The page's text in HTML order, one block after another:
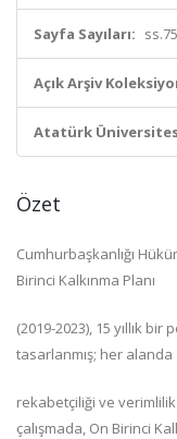
Sayfa Sayıları:
Açık Arşiv
Atatürk
Özet
Cumhurbaşkanlığı
Birinci Kalkınma Planı
(2019-2023), 15 yıllık
tasarlanmış; her alanda
rekabetçiliği ve verimlilik
çalışmada, On Birinci